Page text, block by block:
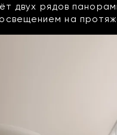
двух рядов
на